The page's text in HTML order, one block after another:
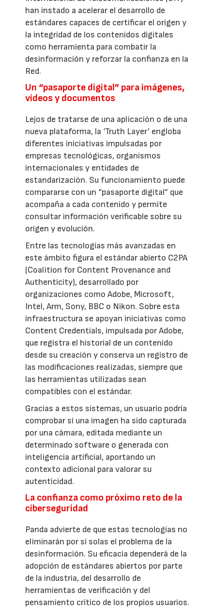
han instado a acelerar el desarrollo de
estándares capaces de certificar el origen y
la integridad de los contenidos digitales
como herramienta para combatir la
desinformación y reforzar la confianza en la
Red.
Un “pasaporte digital” para imágenes,
vídeos y documentos
Lejos de tratarse de una aplicación o de una
nueva plataforma, la ‘Truth Layer’ engloba
diferentes iniciativas impulsadas por
empresas tecnológicas, organismos
internacionales y entidades de
estandarización. Su funcionamiento puede
compararse con un “pasaporte digital” que
acompaña a cada contenido y permite
consultar información verificable sobre su
origen y evolución.
Entre las tecnologías más avanzadas en
este ámbito figura el estándar abierto C2PA
(Coalition for Content Provenance and
Authenticity), desarrollado por
organizaciones como Adobe, Microsoft,
Intel, Arm, Sony, BBC o Nikon. Sobre esta
infraestructura se apoyan iniciativas como
Content Credentials, impulsada por Adobe,
que registra el historial de un contenido
desde su creación y conserva un registro de
las modificaciones realizadas, siempre que
las herramientas utilizadas sean
compatibles con el estándar.
Gracias a estos sistemas, un usuario podría
comprobar si una imagen ha sido capturada
por una cámara, editada mediante un
determinado software o generada con
inteligencia artificial, aportando un
contexto adicional para valorar su
autenticidad.
La confianza como próximo reto de la
ciberseguridad
Panda advierte de que estas tecnologías no
eliminarán por sí solas el problema de la
desinformación. Su eficacia dependerá de la
adopción de estándares abiertos por parte
de la industria, del desarrollo de
herramientas de verificación y del
pensamiento crítico de los propios usuarios.